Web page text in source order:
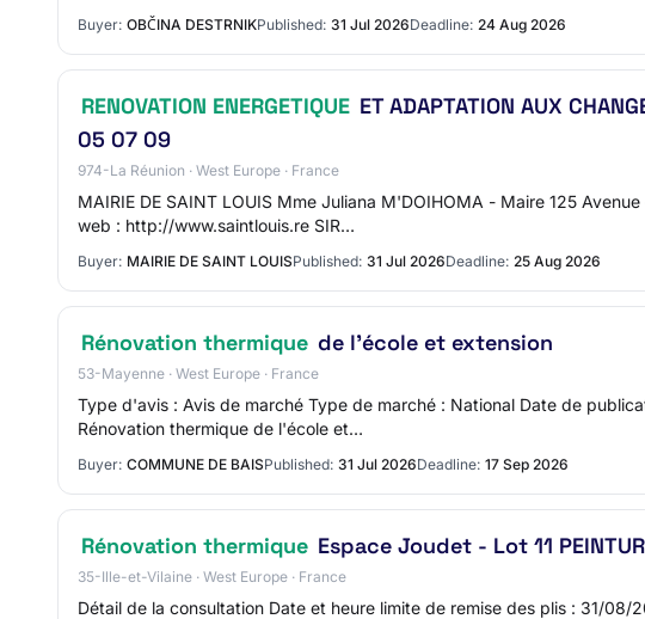
Buyer: OBČINA DESTRNIKPublished: 31 Jul 2026Deadline: 24 Aug 2026
RENOVATION ENERGETIQUE ET ADAPTATION AUX
05 07 09
974-La Réunion · West Europe · France
MAIRIE DE SAINT LOUIS Mme Juliana M'DOIHOMA - Maire 125
web : http://www.saintlouis.re SIR…
Buyer: MAIRIE DE SAINT LOUISPublished: 31 Jul 2026Deadline: 25 Aug 2026
Rénovation thermique de l'école et extension
53-Mayenne · West Europe · France
Type d'avis : Avis de marché Type de marché : National Date de
Rénovation thermique de l'école et…
Buyer: COMMUNE DE BAISPublished: 31 Jul 2026Deadline: 17 Sep 2026
Rénovation thermique Espace Joudet - Lot 11
35-Ille-et-Vilaine · West Europe · France
Détail de la consultation Date et heure limite de remise des plis : 31/08/